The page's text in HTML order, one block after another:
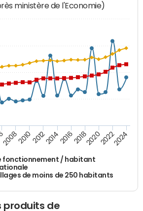
ministère de l'Economie)
fonctionnement / habitant
de moins de 250 habitants
200820102012201420162018202020222024
produits de